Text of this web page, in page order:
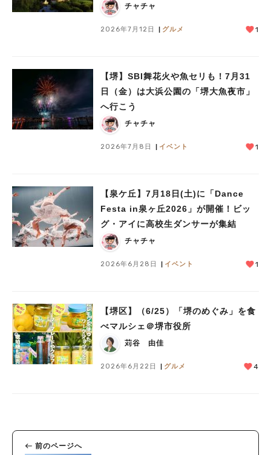
チャチャ
2026年7月12日 グルメ 1
【堺】SBI舞花火や魚セリも！7月31
日（金）は大浜公園の「堺大魚夜市」
へ行こう
チャチャ
2026年7月8日 イベント 1
【泉ケ丘】7月18日(土)に「Dance
Festa in泉ヶ丘2026」が開催！ビッ
グ・アイに高校生ダンサーが集結
チャチャ
2026年6月28日 イベント 1
【堺区】（6/25）「堺のめぐみ」を食
べマルシェ＠堺市役所
苅谷 由佳
2026年6月22日 グルメ 4
前のページへ